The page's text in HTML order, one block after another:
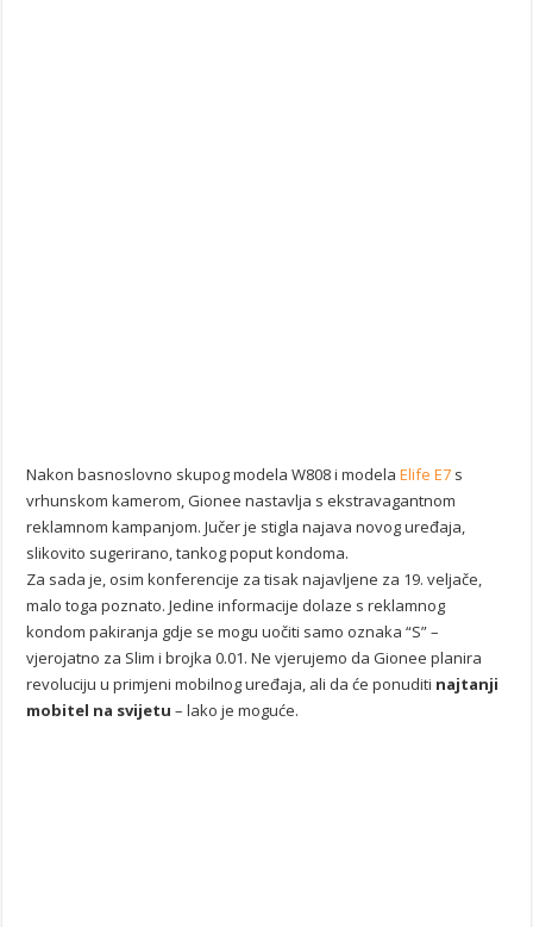
Nakon basnoslovno skupog modela W808 i modelaElife E7 s
vrhunskom kamerom, Gionee nastavlja s ekstravagantnom
reklamnom kampanjom. Jučer je stigla najava novog uređaja,
slikovito sugerirano, tankog poput kondoma.
Za sada je, osim konferencije za tisak najavljene za 19. veljače,
malo toga poznato. Jedine informacije dolaze s reklamnog
kondom pakiranja gdje se mogu uočiti samo oznaka “S” –
vjerojatno za Slim i brojka 0.01. Ne vjerujemo da Gionee planira
revoluciju u primjeni mobilnog uređaja, ali da će ponuditi najtanji
mobitel na svijetu – lako je moguće.